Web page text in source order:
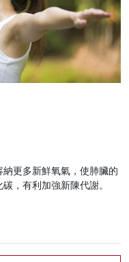
更多新鮮氧氣，使肺臟的
，有利加強新陳代謝。